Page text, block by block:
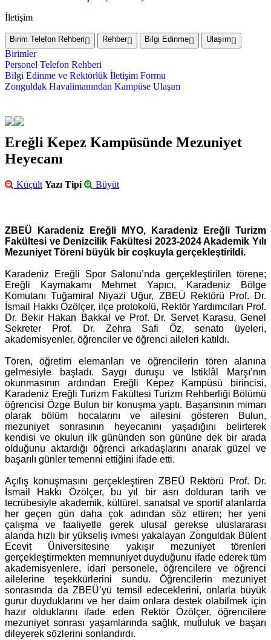
İletişim
Birim Telefon Rehberi Rehber Bilgi Edinme Ulaşım
Birimler
Personel Telefon Rehberi
Bilgi Edinme ve Rektörlük İletişim Formu
Zonguldak Havalimanından Kampüse Ulaşım
Ereğli Kepez Kampüsünde Mezuniyet
Heyecanı
Küçült Yazı Tipi Büyüt
ZBEÜ Karadeniz Ereğli MYO, Karadeniz Ereğli Turizm
Fakültesi ve Denizcilik Fakültesi 2023-2024 Akademik Yılı
Mezuniyet Töreni büyük bir coşkuyla gerçekleştirildi.
Karadeniz Ereğli Spor Salonu’nda gerçekleştirilen törene;
Ereğli Kaymakamı Mehmet Yapıcı, Karadeniz Bölge
Komutanı Tuğamiral Niyazi Uğur, ZBEÜ Rektörü Prof. Dr.
İsmail Hakkı Özölçer, ilçe protokolü, Rektör Yardımcıları Prof.
Dr. Bekir Hakan Bakkal ve Prof. Dr. Servet Karasu, Genel
Sekreter Prof. Dr. Zehra Safi Öz, senato üyeleri,
akademisyenler, öğrenciler ve öğrenci aileleri katıldı.
Tören, öğretim elemanları ve öğrencilerin tören alanına
gelmesiyle başladı. Saygı duruşu ve İstiklâl Marşı’nın
okunmasının ardından Ereğli Kepez Kampüsü birincisi,
Karadeniz Ereğli Turizm Fakültesi Turizm Rehberliği Bölümü
öğrencisi Özge Bulun bir konuşma yaptı. Başarısının mimarı
olarak bölüm hocalarını ve ailesini gösteren Bulun,
mezuniyet sonrasının heyecanını yaşadığını belirterek
kendisi ve okulun ilk gününden son gününe dek bir arada
olduğunu aktardığı öğrenci arkadaşlarını anarak güzel ve
başarılı günler temenni ettiğini ifade etti.
Açılış konuşmasını gerçekleştiren ZBEÜ Rektörü Prof. Dr.
İsmail Hakkı Özölçer, bu yıl bir asrı dolduran tarih ve
tecrübesiyle akademik, kültürel, sanatsal ve sportif alanlarda
her geçen gün daha çok adından söz ettiren; her yeni
çalışma ve faaliyetle gerek ulusal gerekse uluslararası
alanda hızlı bir yükseliş ivmesi yakalayan Zonguldak Bülent
Ecevit Üniversitesine yakışır mezuniyet törenleri
gerçekleştirmekten memnuniyet duyduğunu ifade ederek tüm
akademisyenlere, idari personele, öğrencilere ve öğrenci
ailelerine teşekkürlerini sundu. Öğrencilerin mezuniyet
sonrasında da ZBEÜ’yü temsil edeceklerini, onlarla büyük
gurur duyduklarını ve her daim onlara destek olabilmek için
hazır olduklarını ifade eden Rektör Özölçer, öğrencilere
mezuniyet sonrası yaşamlarında sağlık, mutluluk ve başarı
dileyerek sözlerini sonlandırdı.